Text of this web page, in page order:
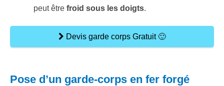
peut être froid sous les doigts.
Devis garde corps Gratuit 🙂
Pose d’un garde-corps en fer forgé